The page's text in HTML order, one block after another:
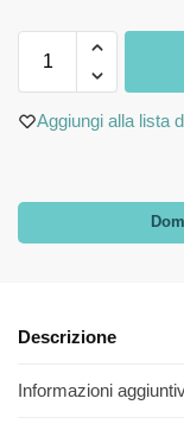
Aggiungi alla lista
Descrizione
Informazioni